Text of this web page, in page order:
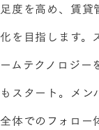
足度を高め、賃
化を目指します。
ームテクノロジ
もスタート。メ
全体でのフォロー